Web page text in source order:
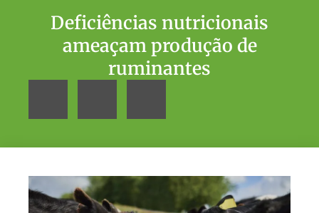
Deficiências nutricionais
ameaçam produção de
ruminantes